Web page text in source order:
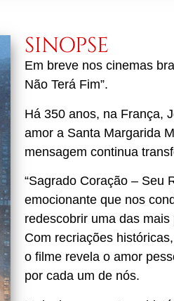
SINOPSE
Em breve nos cinemas
Não Terá Fim”.
Há 350 anos, na França,
amor a Santa Margarida
mensagem continua
“Sagrado Coração – Seu
emocionante que nos
redescobrir uma das
Com recriações
o filme revela o amor
por cada um de nós.